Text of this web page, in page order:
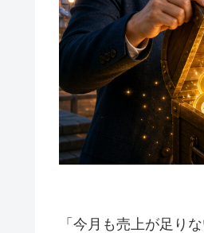
「今月も売上が足り